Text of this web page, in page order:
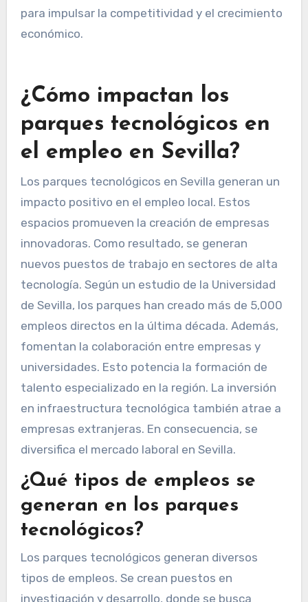
para impulsar la competitividad y el crecimiento
económico.
¿Cómo impactan los
parques tecnológicos en
el empleo en Sevilla?
Los parques tecnológicos en Sevilla generan un
impacto positivo en el empleo local. Estos
espacios promueven la creación de empresas
innovadoras. Como resultado, se generan
nuevos puestos de trabajo en sectores de alta
tecnología. Según un estudio de la Universidad
de Sevilla, los parques han creado más de 5,000
empleos directos en la última década. Además,
fomentan la colaboración entre empresas y
universidades. Esto potencia la formación de
talento especializado en la región. La inversión
en infraestructura tecnológica también atrae a
empresas extranjeras. En consecuencia, se
diversifica el mercado laboral en Sevilla.
¿Qué tipos de empleos se
generan en los parques
tecnológicos?
Los parques tecnológicos generan diversos
tipos de empleos. Se crean puestos en
investigación y desarrollo, donde se busca